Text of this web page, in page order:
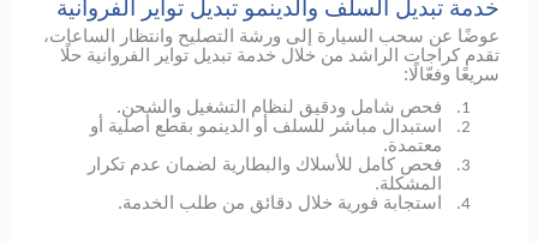
خدمة تبديل السلف والدينمو تبديل تواير الفروانية
عوضًا عن سحب السيارة إلى ورشة التصليح وانتظار الساعات،
تقدم كراجات الراشد من خلال خدمة تبديل تواير الفروانية حلًا
سريعًا وفعّالًا:
1. فحص شامل ودقيق لنظام التشغيل والشحن.
2.
استبدال مباشر للسلف أو الدينمو بقطع أصلية أو
معتمدة.
3.
فحص كامل للأسلاك والبطارية لضمان عدم تكرار
المشكلة.
4. استجابة فورية خلال دقائق من طلب الخدمة.